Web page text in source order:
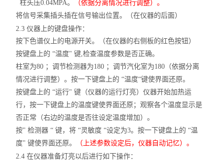
柱头压0.04MPA。
（依据分离情况进行调整）。
将信号采集插头插在信号输出位置。（在仪器的后面）
2.3 仪器上的键盘操作：
按下色谱仪上的电源开关。（在仪器的右侧板的红色按钮）
按键盘上的 “温度" 键,检查温度参数是否正确。
柱室为80 ；调节检测器为180 ；调节汽化室为180（依据分离
情况进行调整）。按一下键盘上的 “温度“键使界面还原。
按键盘上的 “运行" 键（仪器的运行灯亮）仪器开始加热运
行，按一下键盘上的温度键使界面还原；观察各个温度显示是
否正常（右边的温度是否往设定温度增加）。
按" 检测器 “ 键，将 “灵敏度 “设定为3。按一下键盘上的 “温
度" 键使界面还原。
（上述参数设定后，仪器自动记忆）。
2.4 在仪器准备灯亮以后进行如下操作：